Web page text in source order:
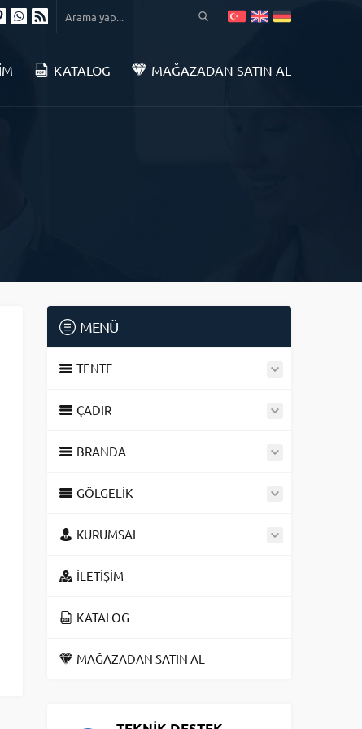
KATALOG MAĞAZADAN SATIN AL
MENÜ
TENTE
ÇADIR
BRANDA
GÖLGELİK
KURUMSAL
İLETİŞİM
KATALOG
MAĞAZADAN SATIN AL